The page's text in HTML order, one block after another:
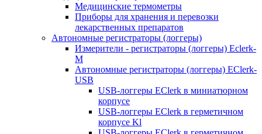
Медицинские термометры
Приборы для хранения и перевозки
лекарственных препаратов
Автономные регистраторы (логгеры)
Измерители - регистраторы (логгеры) Eclerk-
M
Автономные регистраторы (логгеры) EClerk-
USB
USB-логгеры EClerk в миниатюрном
корпусе
USB-логгеры EClerk в герметичном
корпусе Kl